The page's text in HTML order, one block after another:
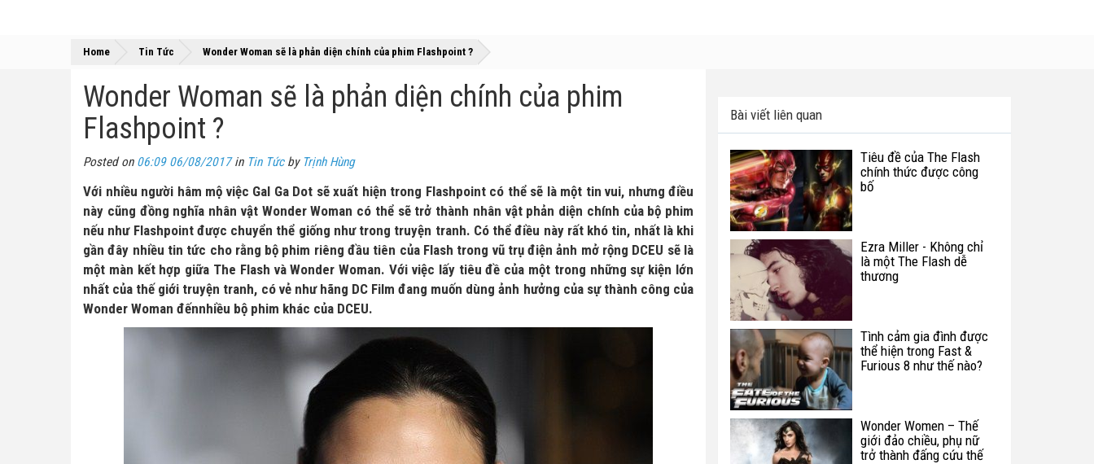
Home »
Tin Tức »
Wonder Woman sẽ là phản diện chính của phim Flashpoint ?
Wonder Woman sẽ là phản diện chính của phim
Flashpoint ?
Posted on 06:09 06/08/2017in Tin Tứcby Trịnh Hùng
Với nhiều người hâm mộ việc Gal Ga Dot sẽ xuất hiện trong Flashpoint có thể sẽ là một tin vui, nhưng điều
này cũng đồng nghĩa nhân vật Wonder Woman có thể sẽ trở thành nhân vật phản diện chính của bộ phim
nếu như Flashpoint được chuyển thể giống như trong truyện tranh. Có thể điều này rất khó tin, nhất là khi
gần đây nhiều tin tức cho rằng bộ phim riêng đầu tiên của Flash trong vũ trụ điện ảnh mở rộng DCEU sẽ là
một màn kết hợp giữa The Flash và Wonder Woman. Với việc lấy tiêu đề của một trong những sự kiện lớn
nhất của thế giới truyện tranh, có vẻ như hãng DC Film đang muốn dùng ảnh hưởng của sự thành công của
Wonder Woman đếnnhiều bộ phim khác của DCEU.
Bài viết liên quan
Tiêu đề của The Flash
chính thức được công
bố
Ezra Miller - Không chỉ
là một The Flash dễ
thương
Tình cảm gia đình được
thể hiện trong Fast &
Furious 8 như thế nào?
Wonder Women – Thế
giới đảo chiều, phụ nữ
trở thành đấng cứu thế